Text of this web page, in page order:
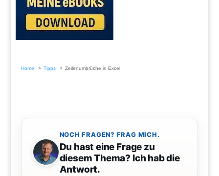
Home Tipps Zeilenumbrüche in Excel
NOCH FRAGEN? FRAG MICH.
Du hast eine Frage zu
diesem Thema? Ich hab die
Antwort.